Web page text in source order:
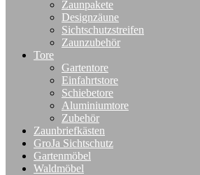
Zaunpakete
Designzäune
Sichtschutzstreifen
Zaunzubehör
Tore
Gartentore
Einfahrtstore
Schiebetore
Aluminiumtore
Zubehör
Zaunbriefkästen
GroJa Sichtschutz
Gartenmöbel
Waldmöbel